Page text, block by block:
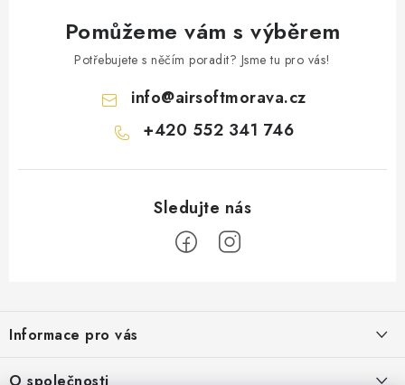
Pomůžeme vám s výběrem
Potřebujete s něčím poradit? Jsme tu pro vás!
info@airsoftmorava.cz
+420 552 341 746
p
a
Informace pro vás
O společnosti